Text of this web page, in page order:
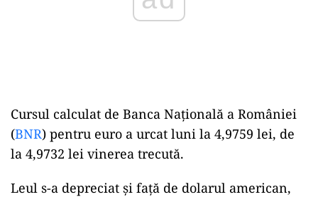
Cursul calculat de Banca Naţională a României
(BNR) pentru euro a urcat luni la 4,9759 lei, de
la 4,9732 lei vinerea trecută.
Leul s-a depreciat şi faţă de dolarul american,